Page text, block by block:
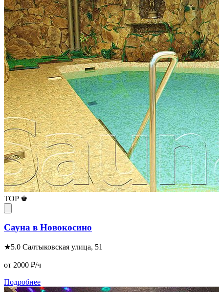
TOP ♚
Сауна в Новокосино
★5.0 Салтыковская улица, 51
от 2000 ₽/ч
Подробнее